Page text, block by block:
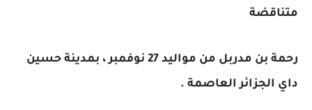
متناقضة
رحمة بن مدربل من مواليد 27 نوفمبر ، بمدينة حسين
داي الجزائر العاصمة .